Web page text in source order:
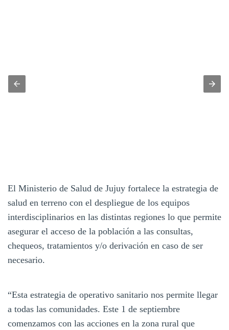
El Ministerio de Salud de Jujuy fortalece la estrategia de
salud en terreno con el despliegue de los equipos
interdisciplinarios en las distintas regiones lo que permite
asegurar el acceso de la población a las consultas,
chequeos, tratamientos y/o derivación en caso de ser
necesario.
“Esta estrategia de operativo sanitario nos permite llegar
a todas las comunidades. Este 1 de septiembre
comenzamos con las acciones en la zona rural que